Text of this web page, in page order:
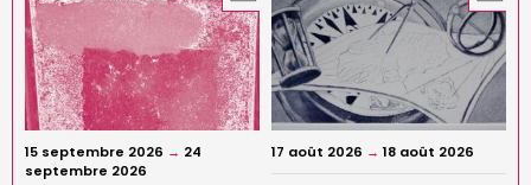
15 septembre 2026 → 24
septembre 2026
17 août 2026 → 18 août 2026